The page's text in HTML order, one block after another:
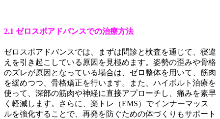
2.1 ゼロスポアドバンスでの治療方法
ゼロスポアドバンスでは、まずは問診と検査を通じて、寝違
えを引き起こしている原因を見極めます。姿勢の歪みや骨格
のズレが原因となっている場合は、ゼロ整体を用いて、筋肉
を緩めつつ、骨格矯正を行います。また、ハイボルト治療を
使って、深部の筋肉や神経に直接アプローチし、痛みを素早
く軽減します。さらに、楽トレ（EMS）でインナーマッス
ルを強化することで、再発を防ぐための体づくりもサポート